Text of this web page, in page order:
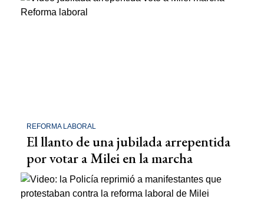
REFORMA LABORAL
El llanto de una jubilada arrepentida
por votar a Milei en la marcha